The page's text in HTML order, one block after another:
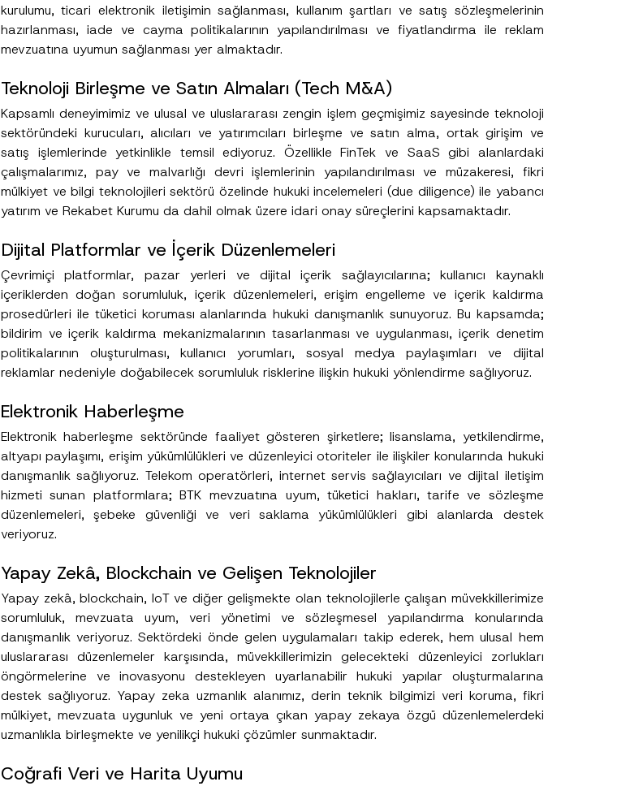
kurulumu, ticari elektronik iletişimin sağlanması, kullanım şartları ve satış sözleşmelerinin
hazırlanması, iade ve cayma politikalarının yapılandırılması ve fiyatlandırma ile reklam
mevzuatına uyumun sağlanması yer almaktadır.
Teknoloji Birleşme ve Satın Almaları (Tech M&A)
Kapsamlı deneyimimiz ve ulusal ve uluslararası zengin işlem geçmişimiz sayesinde teknoloji
sektöründeki kurucuları, alıcıları ve yatırımcıları birleşme ve satın alma, ortak girişim ve
satış işlemlerinde yetkinlikle temsil ediyoruz. Özellikle FinTek ve SaaS gibi alanlardaki
çalışmalarımız, pay ve malvarlığı devri işlemlerinin yapılandırılması ve müzakeresi, fikri
mülkiyet ve bilgi teknolojileri sektörü özelinde hukuki incelemeleri (due diligence) ile yabancı
yatırım ve Rekabet Kurumu da dahil olmak üzere idari onay süreçlerini kapsamaktadır.
Dijital Platformlar ve İçerik Düzenlemeleri
Çevrimiçi platformlar, pazar yerleri ve dijital içerik sağlayıcılarına; kullanıcı kaynaklı
içeriklerden doğan sorumluluk, içerik düzenlemeleri, erişim engelleme ve içerik kaldırma
prosedürleri ile tüketici koruması alanlarında hukuki danışmanlık sunuyoruz. Bu kapsamda;
bildirim ve içerik kaldırma mekanizmalarının tasarlanması ve uygulanması, içerik denetim
politikalarının oluşturulması, kullanıcı yorumları, sosyal medya paylaşımları ve dijital
reklamlar nedeniyle doğabilecek sorumluluk risklerine ilişkin hukuki yönlendirme sağlıyoruz.
Elektronik Haberleşme
Elektronik haberleşme sektöründe faaliyet gösteren şirketlere; lisanslama, yetkilendirme,
altyapı paylaşımı, erişim yükümlülükleri ve düzenleyici otoriteler ile ilişkiler konularında hukuki
danışmanlık sağlıyoruz. Telekom operatörleri, internet servis sağlayıcıları ve dijital iletişim
hizmeti sunan platformlara; BTK mevzuatına uyum, tüketici hakları, tarife ve sözleşme
düzenlemeleri, şebeke güvenliği ve veri saklama yükümlülükleri gibi alanlarda destek
veriyoruz.
Yapay Zekâ, Blockchain ve Gelişen Teknolojiler
Yapay zekâ, blockchain, IoT ve diğer gelişmekte olan teknolojilerle çalışan müvekkillerimize
sorumluluk, mevzuata uyum, veri yönetimi ve sözleşmesel yapılandırma konularında
danışmanlık veriyoruz. Sektördeki önde gelen uygulamaları takip ederek, hem ulusal hem
uluslararası düzenlemeler karşısında, müvekkillerimizin gelecekteki düzenleyici zorlukları
öngörmelerine ve inovasyonu destekleyen uyarlanabilir hukuki yapılar oluşturmalarına
destek sağlıyoruz. Yapay zeka uzmanlık alanımız, derin teknik bilgimizi veri koruma, fikri
mülkiyet, mevzuata uygunluk ve yeni ortaya çıkan yapay zekaya özgü düzenlemelerdeki
uzmanlıkla birleşmekte ve yenilikçi hukuki çözümler sunmaktadır.
Coğrafi Veri ve Harita Uyumu
Soyad
Pozisyon
N
r
a
s
ı
*
K
o
n
Telefon Numarası *